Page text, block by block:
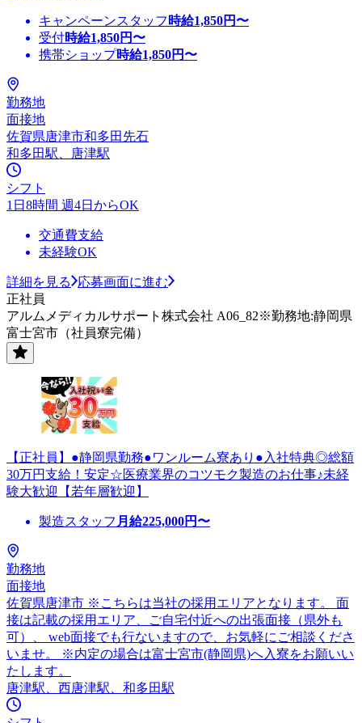
キャンペーンスタッフ 時給1,850円〜
受付時給1,850円〜
携帯ショップ時給1,850円〜
勤務地
面接地
佐賀県唐津市和多田先石
和多田駅、唐津駅
シフト
1日8時間 週4日からOK
交通費支給
未経験OK
詳細を見る
応募画面に進む
正社員
アルムメディカルサポート株式会社 A06_82※勤務地:静岡県
富士宮市（社員寮完備）
【正社員】●静岡県勤務●ワンルーム寮あり●入社特典◎総額
30万円支給！安定☆医療業界のコツモク製造のお仕事♪未経
験大歓迎【若年層歓迎】
製造スタッフ 月給225,000円〜
勤務地
面接地
佐賀県唐津市 ※こちらは当社の採用エリアとなります。 面
接は記載の採用エリア、ご自宅付近への出張面接（県外も
可）、 web面接でも行ないますので、お気軽にご相談くださ
いませ。 ※内定の場合は富士宮市(静岡県)へ入寮をお願いい
たします。
唐津駅、西唐津駅、和多田駅